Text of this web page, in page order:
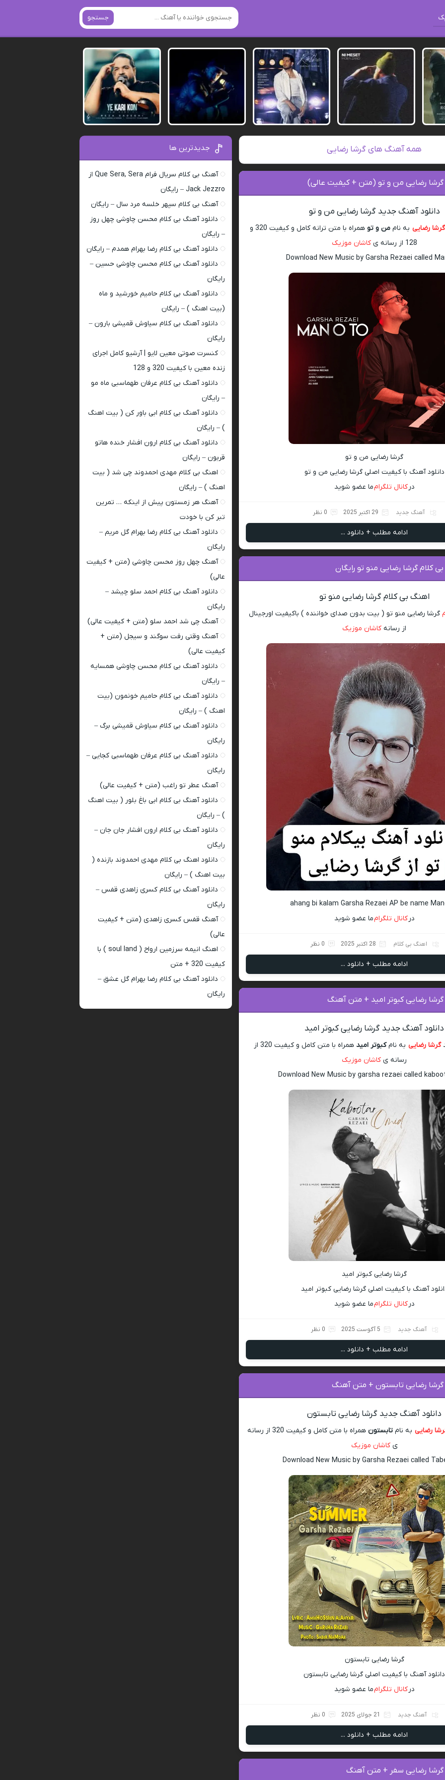
جستجو
همه آهنگ های گرشا رضایی
گرشا رضایی من و تو (متن + کیفیت عالی)
دانلود آهنگ جدید گرشا رضایی من و تو
گرشا رضایی به ناممن و تو
همراه با متن ترانه کامل و کیفیت 320 و
128 از رسانه ی
کاشان موزیک
Download New Music by Garsha Rezaei called
گرشا رضایی من و تو
دانلود آهنگ با کیفیت اصلی گرشا رضایی من و تو
درکانال تلگرامما عضو شوید
آهنگ جدید 29 اکتبر 2025 0 نظر
ادامه مطلب + دانلود ...
کلام گرشا رضایی منو تو رایگان
اهنگ بی کلام گرشا رضایی منو تو
گرشا رضایی منو تو ( بیت بدون صدای خواننده ) باکیفیت اورجینال
از رسانه کاشان موزیک
ahang bi kalam Garsha Rezaei AP be name
در کانال تلگرامما عضو شوید
اهنگ بی کلام 28 اکتبر 2025 0 نظر
ادامه مطلب + دانلود ...
گرشا رضایی کبوتر امید + متن آهنگ
دانلود آهنگ جدید گرشا رضایی کبوتر امید
گرشا رضایی به نامکبوتر امید
همراه با متن کامل و کیفیت 320 از
رسانه ی کاشان موزیک
Download New Music by garsha rezaei called
گرشا رضایی کبوتر امید
آهنگ با کیفیت اصلی گرشا رضایی کبوتر امید
در کانال تلگرامما عضو شوید
آهنگ جدید 5 آگوست 2025 0 نظر
ادامه مطلب + دانلود ...
گرشا رضایی تابستون + متن آهنگ
دانلود آهنگ جدید گرشا رضایی تابستون
رضایی به نامتابستون
همراه با متن کامل و کیفیت 320 از رسانه
یکاشان موزیک
Download New Music by Garsha Rezaei called
گرشا رضایی تابستون
دانلود آهنگ با کیفیت اصلی گرشا رضایی تابستون
در کانال تلگرامما عضو شوید
آهنگ جدید 21 جولای 2025 0 نظر
ادامه مطلب + دانلود ...
گرشا رضایی سفر + متن آهنگ
جدیدترین ها
آهنگ بی کلام سریال فرام Que Sera, Sera از
Jack Jezzro – رایگان
آهنگ بی کلام سپهر خلسه مرد سال – رایگان
دانلود آهنگ بی کلام محسن چاوشی چهل روز
– رایگان
دانلود آهنگ بی کلام رضا بهرام همدم – رایگان
دانلود آهنگ بی کلام محسن چاوشی حسین –
رایگان
دانلود آهنگ بی کلام حامیم خورشید و ماه
(بیت اهنگ ) – رایگان
دانلود آهنگ بی کلام سیاوش قمیشی بارون –
رایگان
کنسرت صوتی معین لایو | آرشیو کامل اجرای
زنده معین با کیفیت 320 و 128
دانلود آهنگ بی کلام عرفان طهماسبی ماه مو
– رایگان
دانلود آهنگ بی کلام ابی باور کن ( بیت اهنگ
) – رایگان
دانلود آهنگ بی کلام ارون افشار خنده هاتو
قربون – رایگان
اهنگ بی کلام مهدی احمدوند چی شد ( بیت
اهنگ ) – رایگان
آهنگ هر زمستون پیش از اینکه … تمرین
تبر کن با خودت
دانلود آهنگ بی کلام رضا بهرام گل مریم –
رایگان
آهنگ چهل روز محسن چاوشی (متن + کیفیت
عالی)
دانلود آهنگ بی کلام احمد سلو چیشد –
رایگان
آهنگ چی شد احمد سلو (متن + کیفیت عالی)
آهنگ وقتی رفت سوگند و سیجل (متن +
کیفیت عالی)
دانلود آهنگ بی کلام محسن چاوشی همسایه
– رایگان
دانلود آهنگ بی کلام حامیم خونمون (بیت
اهنگ ) – رایگان
دانلود آهنگ بی کلام سیاوش قمیشی برگ –
رایگان
دانلود آهنگ بی کلام عرفان طهماسبی کجایی –
رایگان
آهنگ عطر تو راغب (متن + کیفیت عالی)
دانلود آهنگ بی کلام ابی باغ بلور ( بیت اهنگ
) – رایگان
دانلود آهنگ بی کلام ارون افشار جان جان –
رایگان
دانلود اهنگ بی کلام مهدی احمدوند بازنده (
بیت اهنگ ) – رایگان
دانلود آهنگ بی کلام کسری زاهدی قفس –
رایگان
آهنگ قفس کسری زاهدی (متن + کیفیت
عالی)
اهنگ انیمه سرزمین ارواح ( soul land ) با
کیفیت 320 + متن
دانلود آهنگ بی کلام رضا بهرام گل عشق –
رایگان